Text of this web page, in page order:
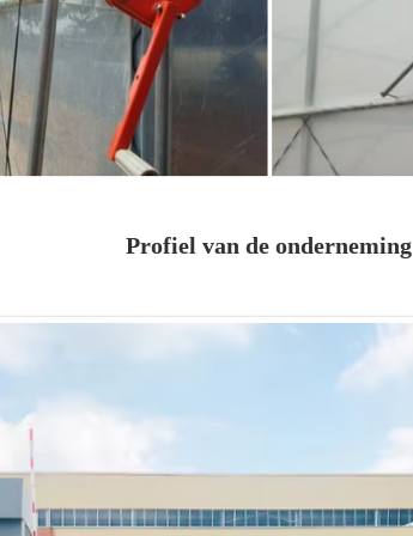
Profiel van de onderneming